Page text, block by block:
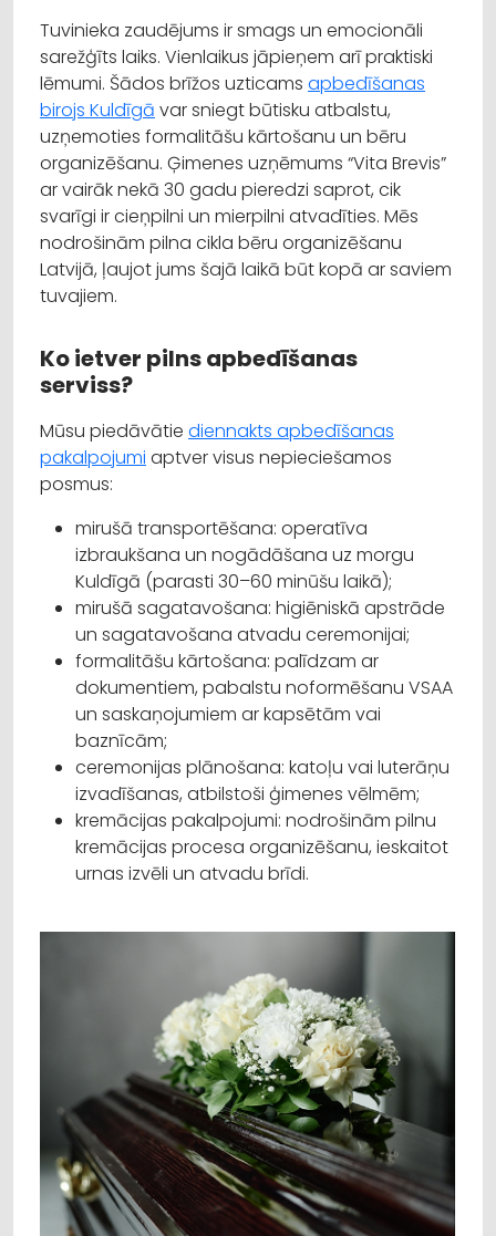
Tuvinieka zaudējums ir smags un emocionāli
sarežģīts laiks. Vienlaikus jāpieņem arī praktiski
lēmumi. Šādos brīžos uzticams apbedīšanas
birojs Kuldīgā var sniegt būtisku atbalstu,
uzņemoties formalitāšu kārtošanu un bēru
organizēšanu. Ģimenes uzņēmums “Vita Brevis”
ar vairāk nekā 30 gadu pieredzi saprot, cik
svarīgi ir cieņpilni un mierpilni atvadīties. Mēs
nodrošinām pilna cikla bēru organizēšanu
Latvijā, ļaujot jums šajā laikā būt kopā ar saviem
tuvajiem.
Ko ietver pilns apbedīšanas
serviss?
Mūsu piedāvātie diennakts apbedīšanas
pakalpojumi aptver visus nepieciešamos
posmus:
mirušā transportēšana: operatīva
izbraukšana un nogādāšana uz morgu
Kuldīgā (parasti 30–60 minūšu laikā);
mirušā sagatavošana: higiēniskā apstrāde
un sagatavošana atvadu ceremonijai;
formalitāšu kārtošana: palīdzam ar
dokumentiem, pabalstu noformēšanu VSAA
un saskaņojumiem ar kapsētām vai
baznīcām;
ceremonijas plānošana: katoļu vai luterāņu
izvadīšanas, atbilstoši ģimenes vēlmēm;
kremācijas pakalpojumi: nodrošinām pilnu
kremācijas procesa organizēšanu, ieskaitot
urnas izvēli un atvadu brīdi.